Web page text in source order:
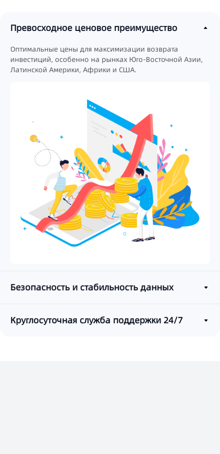
Превосходное ценовое преимущество
Оптимальные цены для максимизации возврата
инвестиций, особенно на рынках Юго-Восточной Азии,
Латинской Америки, Африки и США.
Безопасность и стабильность данных
Круглосуточная служба поддержки 24/7